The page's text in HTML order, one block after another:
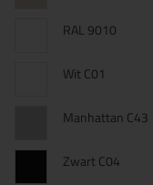
RAL 9010
Wit C01
Manhattan C43
Zwart C04